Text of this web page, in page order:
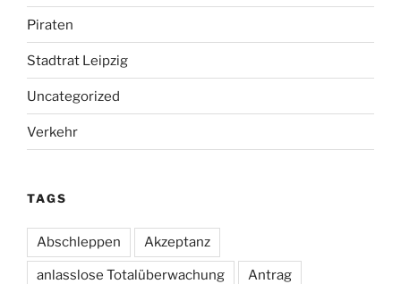
Piraten
Stadtrat Leipzig
Uncategorized
Verkehr
TAGS
Abschleppen Akzeptanz
anlasslose Totalüberwachung Antrag